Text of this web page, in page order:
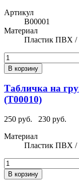
Артикул
В00001
Материал
Пластик ПВХ /
В корзину
Табличка на
(Т00010)
250 руб.
230 руб.
Материал
Пластик ПВХ /
В корзину